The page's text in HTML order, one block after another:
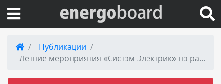
Вход на сайт
Публикации
Летние мероприятия «Систэм Электрик» по работе со студентами ведущих вузов отрасли состоялись в Москве и Санкт-Петербурге